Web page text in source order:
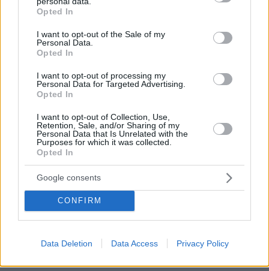
grant or deny consent to Google and its third-party tags to
use your data for below specified purposes in below Google
consent section.
Opted In
I want to opt-out of the Sale of my
Personal Data.
Opted In
I want to opt-out of processing my
Personal Data for Targeted Advertising.
Opted In
I want to opt-out of Collection, Use,
Retention, Sale, and/or Sharing of my
Personal Data that Is Unrelated with the
Purposes for which it was collected.
Opted In
Google consents
CONFIRM
Data Deletion Data Access Privacy Policy
«Τα παιδιά έχουν μια μικρή ίωση»: Το τελευταίο
μήνυμα της μητέρας στον πρώην σύζυγό της πριν
δολοφονήσει τα τέσσερα παιδιά τους
06.08.2026, 04:44